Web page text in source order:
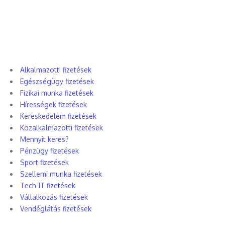
Alkalmazotti fizetések
Egészségügy fizetések
Fizikai munka fizetések
Hírességek fizetések
Kereskedelem fizetések
Közalkalmazotti fizetések
Mennyit keres?
Pénzügy fizetések
Sport fizetések
Szellemi munka fizetések
Tech-IT fizetések
Vállalkozás fizetések
Vendéglátás fizetések